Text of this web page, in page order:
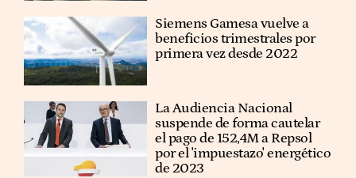
Siemens Gamesa vuelve a
beneficios trimestrales por
primera vez desde 2022
La Audiencia Nacional
suspende de forma cautelar
el pago de 152,4M a Repsol
por el 'impuestazo' energético
de 2023